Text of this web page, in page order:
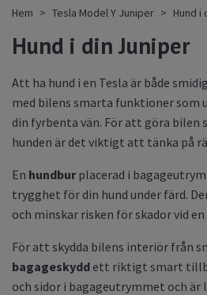
Hem Tesla Model Y Juniper Hund i
Hund i din Juniper
Att ha hund i en Tesla är både
med bilens smarta funktioner som
din fyrbenta vän. För att göra bilen
hunden är det viktigt att tänka på
En hundburplacerad i
trygghet för din hund under färd.
och minskar risken för skador vid
För att skydda bilens interiör från
bagageskydd ett riktigt smart
och sidor i bagageutrymmet och